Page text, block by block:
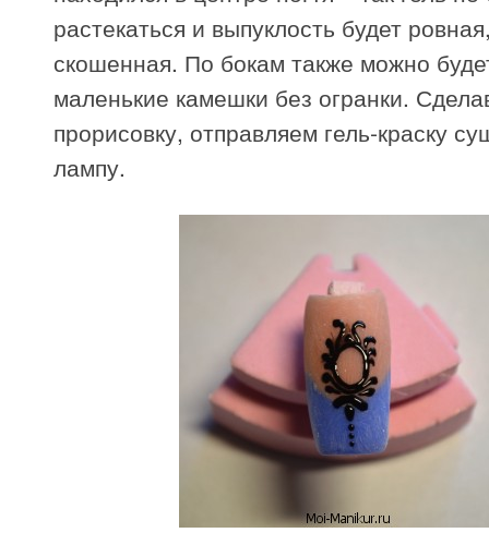
растекаться и выпуклость будет
скошенная. По бокам также можно
маленькие камешки без огранки.
прорисовку, отправляем гель-краску
лампу.